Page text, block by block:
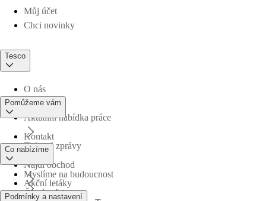
Můj účet
Chci novinky
Tesco
O nás
Aktuální nabídka práce
Tiskové zprávy
Myslíme na budoucnost
Pomůžeme vám
Kontakt
Najdi obchod
Časté otázky
Co nabízíme
Akční letáky
Podmínky a nastavení